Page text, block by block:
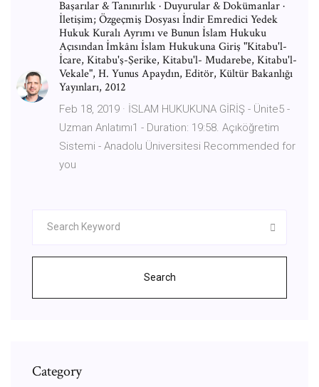
Başarılar & Tanınırlık · Duyurular & Dokümanlar ·
İletişim; Özgeçmiş Dosyası İndir Emredici Yedek
Hukuk Kuralı Ayrımı ve Bunun İslam Hukuku
Açısından İmkânı İslam Hukukuna Giriş "Kitabu'l-
İcare, Kitabu'ş-Şerike, Kitabu'l- Mudarebe, Kitabu'l-
Vekale", H. Yunus Apaydın, Editör, Kültür Bakanlığı
Yayınları, 2012
Feb 18, 2019 · İSLAM HUKUKUNA GİRİŞ - Ünite5 -
Uzman Anlatımı1 - Duration: 19:58. Açıköğretim
Sistemi - Anadolu Üniversitesi Recommended for
you
Search
Category